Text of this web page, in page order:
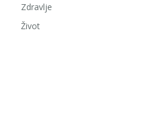
Zdravlje
Život